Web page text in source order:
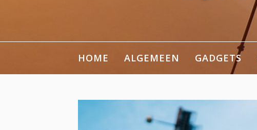
HOME ALGEMEEN GADGETS